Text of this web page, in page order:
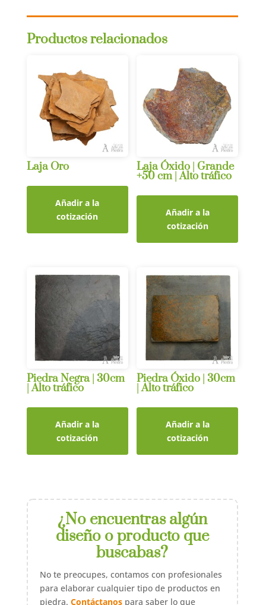
cantidad
Productos relacionados
Laja Oro
Añadir a la
cotización
Laja Óxido | Grande
+50 cm | Alto tráfico
Añadir a la
cotización
Piedra Negra | 30cm
| Alto tráfico
Añadir a la
cotización
Piedra Óxido | 30cm
| Alto tráfico
Añadir a la
cotización
¿No encuentras algún
diseño o producto que
buscabas?
No te preocupes, contamos con profesionales
para elaborar cualquier tipo de productos en
piedra. Contáctanospara saber lo que